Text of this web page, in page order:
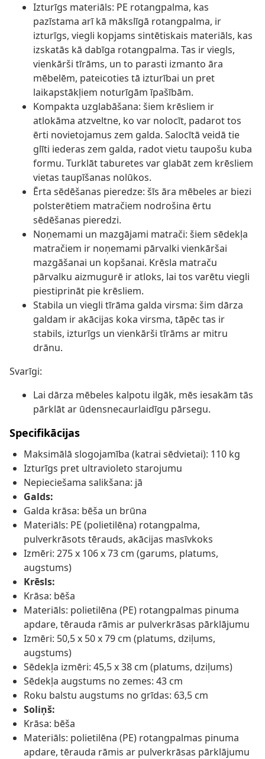
Izturīgs materiāls: PE rotangpalma, kas
pazīstama arī kā mākslīgā rotangpalma, ir
izturīgs, viegli kopjams sintētiskais materiāls, kas
izskatās kā dabīga rotangpalma. Tas ir viegls,
vienkārši tīrāms, un to parasti izmanto āra
mēbelēm, pateicoties tā izturībai un pret
laikapstākļiem noturīgām īpašībām.
Kompakta uzglabāšana: šiem krēsliem ir
atlokāma atzveltne, ko var nolocīt, padarot tos
ērti novietojamus zem galda. Salocītā veidā tie
glīti iederas zem galda, radot vietu taupošu kuba
formu. Turklāt taburetes var glabāt zem krēsliem
vietas taupīšanas nolūkos.
Ērta sēdēšanas pieredze: šīs āra mēbeles ar biezi
polsterētiem matračiem nodrošina ērtu
sēdēšanas pieredzi.
Noņemami un mazgājami matrači: šiem sēdekļa
matračiem ir noņemami pārvalki vienkāršai
mazgāšanai un kopšanai. Krēsla matraču
pārvalku aizmugurē ir atloks, lai tos varētu viegli
piestiprināt pie krēsliem.
Stabila un viegli tīrāma galda virsma: šim dārza
galdam ir akācijas koka virsma, tāpēc tas ir
stabils, izturīgs un vienkārši tīrāms ar mitru
drānu.
Svarīgi:
Lai dārza mēbeles kalpotu ilgāk, mēs iesakām tās
pārklāt ar ūdensnecaurlaidīgu pārsegu.
Specifikācijas
Maksimālā slogojamība (katrai sēdvietai): 110 kg
Izturīgs pret ultravioleto starojumu
Nepieciešama salikšana: jā
Galds:
Galda krāsa: bēša un brūna
Materiāls: PE (polietilēna) rotangpalma,
pulverkrāsots tērauds, akācijas masīvkoks
Izmēri: 275 x 106 x 73 cm (garums, platums,
augstums)
Krēsls:
Krāsa: bēša
Materiāls: polietilēna (PE) rotangpalmas pinuma
apdare, tērauda rāmis ar pulverkrāsas pārklājumu
Izmēri: 50,5 x 50 x 79 cm (platums, dziļums,
augstums)
Sēdekļa izmēri: 45,5 x 38 cm (platums, dziļums)
Sēdekļa augstums no zemes: 43 cm
Roku balstu augstums no grīdas: 63,5 cm
Soliņš:
Krāsa: bēša
Materiāls: polietilēna (PE) rotangpalmas pinuma
apdare, tērauda rāmis ar pulverkrāsas pārklājumu